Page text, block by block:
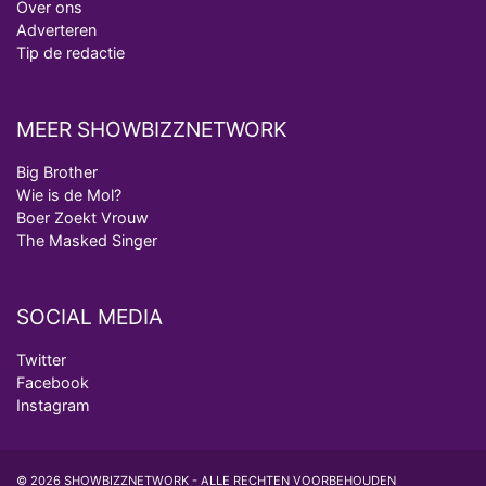
Over ons
Adverteren
Tip de redactie
MEER SHOWBIZZNETWORK
Big Brother
Wie is de Mol?
Boer Zoekt Vrouw
The Masked Singer
SOCIAL MEDIA
Twitter
Facebook
Instagram
© 2026 SHOWBIZZNETWORK - ALLE RECHTEN VOORBEHOUDEN